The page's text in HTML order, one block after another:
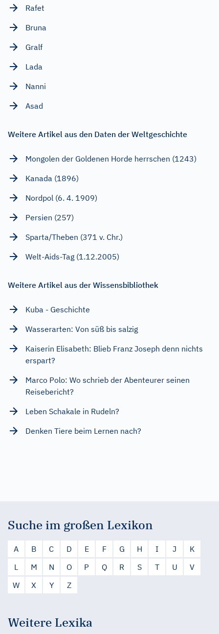
Rafet
Bruna
Gralf
Lada
Nanni
Asad
Weitere Artikel aus den Daten der Weltgeschichte
Mongolen der Goldenen Horde herrschen (1243)
Kanada (1896)
Nordpol (6. 4. 1909)
Persien (257)
Sparta/Theben (371 v. Chr.)
Welt-Aids-Tag (1.12.2005)
Weitere Artikel aus der Wissensbibliothek
Kuba - Geschichte
Wasserarten: Von süß bis salzig
Kaiserin Elisabeth: Blieb Franz Joseph denn nichts
erspart?
Marco Polo: Wo schrieb der Abenteurer seinen
Reisebericht?
Leben Schakale in Rudeln?
Denken Tiere beim Lernen nach?
Suche im großen Lexikon
A B C D E F G H I J
K
L
M N O P Q R S T U
V
W
X Y Z
Weitere Lexika